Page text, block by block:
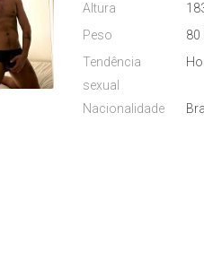
Altura
Peso
80
Tendência
sexual
Nacionalidade